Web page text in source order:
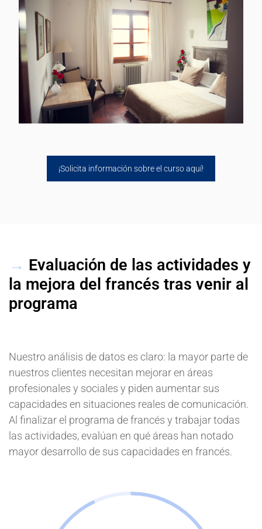
¡Solicita información sobre el curso aquí!
→ Evaluación de las actividades y
la mejora del francés tras venir al
programa
Nuestro análisis de datos es claro: la mayor parte de
nuestros clientes necesitan mejorar en áreas
profesionales y sociales y piden aumentar sus
capacidades en situaciones reales de comunicación.
Al finalizar el programa de francés y trabajar todas
las actividades, evalúan en qué áreas han notado
mayor desarrollo de sus capacidades en francés.